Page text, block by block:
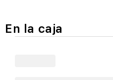
En la caja